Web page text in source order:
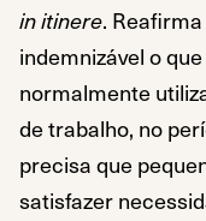
in itinere.
indemnizável o
normalmente
de trabalho, no
precisa que
satisfazer